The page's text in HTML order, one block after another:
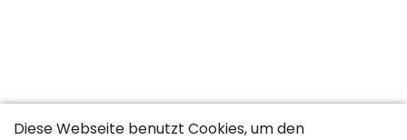
Diese Webseite benutzt Cookies, um den